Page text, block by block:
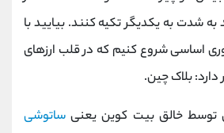
شدت به یکدیگر تکیه کنند. بیایید با
اساسی شروع کنیم که در قلب ارزهای
دارد: بلاک چین.
توسط خالق بیت کوین یعنی ساتوشی